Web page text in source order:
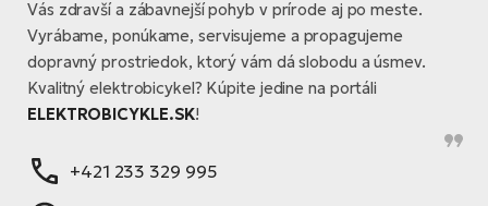
Vás zdravší a zábavnejší pohyb v prírode aj po meste.
Vyrábame, ponúkame, servisujeme a propagujeme
dopravný prostriedok, ktorý vám dá slobodu a úsmev.
Kvalitný elektrobicykel? Kúpite jedine na portáli
ELEKTROBICYKLE.SK!
+421 233 329 995